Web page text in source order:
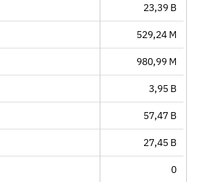
23,39 B
529,24 M
980,99 M
3,95 B
57,47 B
27,45 B
0